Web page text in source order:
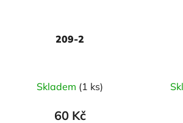
209-2
Skladem (1 ks)
60 Kč